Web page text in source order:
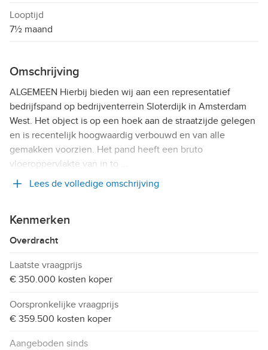
Looptijd
7½ maand
Omschrijving
ALGEMEEN Hierbij bieden wij aan een representatief
bedrijfspand op bedrijventerrein Sloterdijk in Amsterdam
West. Het object is op een hoek aan de straatzijde gelegen
en is recentelijk hoogwaardig verbouwd en van alle
gemakken voorzien. Het pand heeft een bruto
vloeroppervlakte van in to …
Lees de volledige omschrijving
Kenmerken
Overdracht
Laatste vraagprijs
€ 350.000 kosten koper
Oorspronkelijke vraagprijs
€ 359.500 kosten koper
Aangeboden sinds